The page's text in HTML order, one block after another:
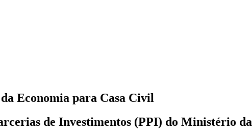
Economia para Casa Civil
de Investimentos (PPI) do Ministério